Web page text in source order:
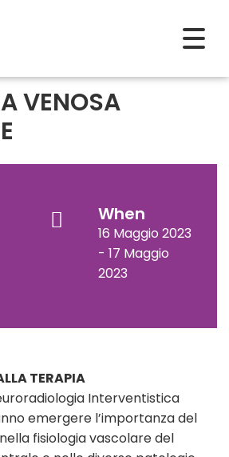
VENOSA
When
16 Maggio 2023
- 17 Maggio
2023
TERAPIA
Interventistica
emergere l’importanza del
fisiologia vascolare del